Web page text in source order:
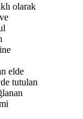
olarak
elde
tutulan